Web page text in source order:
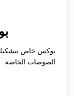
بوكس خاص
الصوصات الخاصة